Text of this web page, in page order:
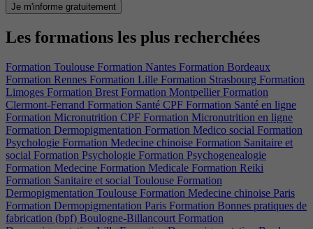
Je m'informe gratuitement
Les formations les plus recherchées
Formation Toulouse Formation Nantes Formation Bordeaux
Formation Rennes Formation Lille Formation Strasbourg Formation
Limoges Formation Brest Formation Montpellier Formation
Clermont-Ferrand Formation Santé CPF Formation Santé en ligne
Formation Micronutrition CPF Formation Micronutrition en ligne
Formation Dermopigmentation Formation Medico social Formation
Psychologie Formation Medecine chinoise Formation Sanitaire et
social Formation Psychologie Formation Psychogenealogie
Formation Medecine Formation Medicale Formation Reiki
Formation Sanitaire et social Toulouse Formation
Dermopigmentation Toulouse Formation Medecine chinoise Paris
Formation Dermopigmentation Paris Formation Bonnes pratiques de
fabrication (bpf) Boulogne-Billancourt Formation